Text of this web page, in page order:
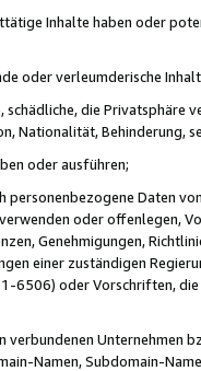
Inhalte haben oder
oder verleumderische
die Privatsphäre
Nationalität, Behinderung,
oder ausführen;
personenbezogene Daten
oder offenlegen,
Genehmigungen,
einer zuständigen
6506) oder Vorschriften,
verbundenen Unternehmen
Namen, Subdomain-